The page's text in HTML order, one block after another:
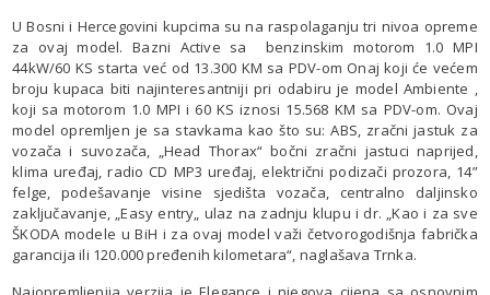
U Bosni i Hercegovini kupcima su na raspolaganju tri nivoa opreme
za ovaj model. Bazni Active sa benzinskim motorom 1.0 MPI
44kW/60 KS starta već od 13.300 KM sa PDV-om Onaj koji će većem
broju kupaca biti najinteresantniji pri odabiru je model Ambiente ,
koji sa motorom 1.0 MPI i 60 KS iznosi 15.568 KM sa PDV-om. Ovaj
model opremljen je sa stavkama kao što su: ABS, zračni jastuk za
vozača i suvozača, „Head Thorax“ bočni zračni jastuci naprijed,
klima uređaj, radio CD MP3 uređaj, električni podizači prozora, 14”
felge, podešavanje visine sjedišta vozača, centralno daljinsko
zaključavanje, „Easy entry„ ulaz na zadnju klupu i dr. „Kao i za sve
ŠKODA modele u BiH i za ovaj model važi četvorogodišnja fabrička
garancija ili 120.000 pređenih kilometara“, naglašava Trnka.